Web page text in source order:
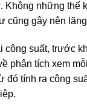
Không những thế
cũng gây nên
công suất, trước
phân tích xem
đó tính ra công